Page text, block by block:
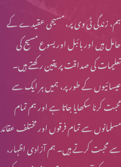
ہم، زندگی ٹی وی پر، مسیحی عقیدے کے
حامل ہیں اور بائبل اور یسوع مسیح کی
تعلیمات کی صداقت پر یقین رکھتے ہیں۔
عیسائیوں کے طور پر، ہمیں ہر ایک سے
محبت کرنا سکھایا جاتا ہے اور ہم تمام
مسلمانوں سے تمام فرقوں اور مختلف عقائد
سے محبت کرتے ہیں۔ ہم آزادی اظہار،